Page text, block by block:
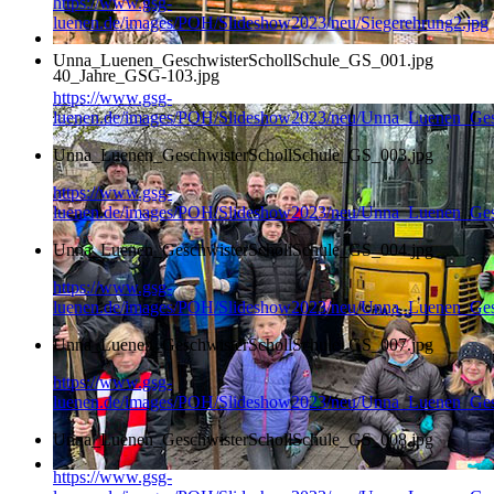
40_Jahre_GSG-103.jpg
luenen.de/images/POH/Slideshow2023/neu/Siegerehrung2.jpg
Unna_Luenen_GeschwisterSchollSchule_GS_001.jpg
https://www.gsg-
luenen.de/images/POH/Slideshow2023/neu/
Unna_Luenen_GeschwisterSchollSchule_GS_003.jpg
https://www.gsg-
luenen.de/images/POH/Slideshow2023/neu/
Unna_Luenen_GeschwisterSchollSchule_GS_004.jpg
https://www.gsg-
luenen.de/images/POH/Slideshow2023/neu/
Unna_Luenen_GeschwisterSchollSchule_GS_007.jpg
https://www.gsg-
luenen.de/images/POH/Slideshow2023/neu/
Unna_Luenen_GeschwisterSchollSchule_GS_008.jpg
https://www.gsg-